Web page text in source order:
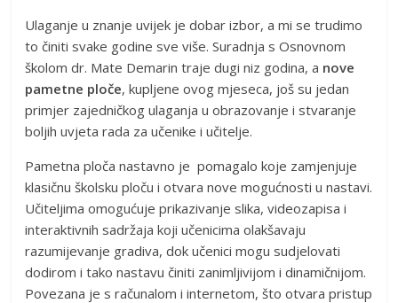
Ulaganje u znanje uvijek je dobar izbor, a mi se trudimo
to činiti svake godine sve više. Suradnja s Osnovnom
školom dr. Mate Demarin traje dugi niz godina, a nove
pametne ploče, kupljene ovog mjeseca, još su jedan
primjer zajedničkog ulaganja u obrazovanje i stvaranje
boljih uvjeta rada za učenike i učitelje.
Pametna ploča nastavno je pomagalo koje zamjenjuje
klasičnu školsku ploču i otvara nove mogućnosti u nastavi.
Učiteljima omogućuje prikazivanje slika, videozapisa i
interaktivnih sadržaja koji učenicima olakšavaju
razumijevanje gradiva, dok učenici mogu sudjelovati
dodirom i tako nastavu činiti zanimljivijom i dinamičnijom.
Povezana je s računalom i internetom, što otvara pristup